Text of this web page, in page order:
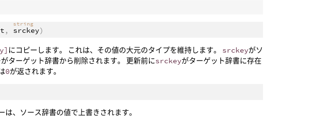
,
string
srckey)
にコピーします。 これは、その値の大元のタイプを維持します。 srckeyがソ
ターゲット辞書から削除されます。 更新前にsrckeyがターゲット辞書に存在
0が返されます。
は、ソース辞書の値で上書きされます。